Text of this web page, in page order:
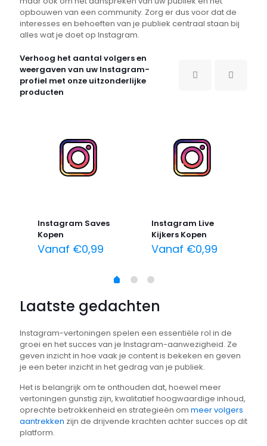
opbouwen van een community. Zorg er dus voor dat de
interesses en behoeften van je publiek centraal staan bij
alles wat je doet op Instagram.
Verhoog het aantal volgers en
weergaven van uw Instagram-
profiel met onze uitzonderlijke
producten
Instagram Saves
Kopen
Vanaf €0,99
Instagram Live
Kijkers Kopen
Vanaf €0,99
Laatste gedachten
Instagram-vertoningen spelen een essentiële rol in de
groei en het succes van je Instagram-aanwezigheid. Ze
geven inzicht in hoe vaak je content is bekeken en geven
je een beter inzicht in het gedrag van je publiek.
Het is belangrijk om te onthouden dat, hoewel meer
vertoningen gunstig zijn, kwalitatief hoogwaardige inhoud,
oprechte betrokkenheid en strategieën om meer volgers
aantrekken zijn de drijvende krachten achter succes op dit
platform.